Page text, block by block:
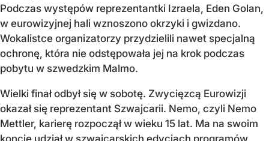
Podczas występów reprezentantki Izraela, Eden Golan,
w eurowizyjnej hali wznoszono okrzyki i gwizdano.
Wokalistce organizatorzy przydzielili nawet specjalną
ochronę, która nie odstępowała jej na krok podczas
pobytu w szwedzkim Malmo.
Wielki finał odbył się w sobotę. Zwycięzcą Eurowizji
okazał się reprezentant Szwajcarii. Nemo, czyli Nemo
Mettler, karierę rozpoczął w wieku 15 lat. Ma na swoim
koncie udział w szwajcarskich edycjach programów